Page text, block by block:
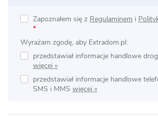
Zapoznałem się z Regulaminem i
*
Wyrażam zgodę, aby Extradom.pl:
przedstawiał informacje handlowe
przedstawiał informacje handlowe
SMS i MMS